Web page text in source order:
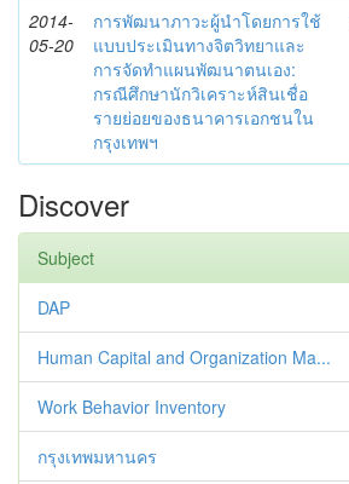
2014-
05-20
การพัฒนาภาวะผู้นำโดยการใช้
แบบประเมินทางจิตวิทยาและ
การจัดทำแผนพัฒนาตนเอง:
กรณีศึกษานักวิเคราะห์สินเชื่อ
รายย่อยของธนาคารเอกชนใน
กรุงเทพฯ
Discover
Subject
DAP
Human Capital and Organization Ma...
Work Behavior Inventory
กรุงเทพมหานคร